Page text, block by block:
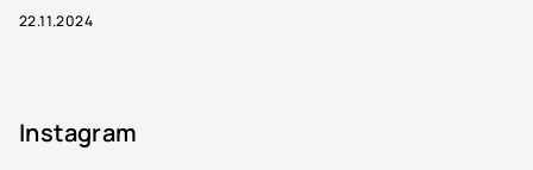
22.11.2024
Instagram